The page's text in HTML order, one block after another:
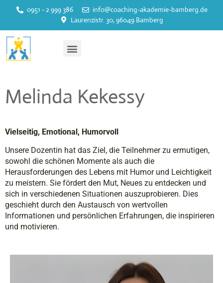
springen0951 - 2 999 386
info@coaching-akademie-bamberg.de
Laurenzistr. 30, 96049 Bamberg
Melinda Kekessy
Vielseitig, Emotional, Humorvoll
Unsere Dozentin hat das Ziel, die Teilnehmer zu ermutigen,
sowohl die schönen Momente als auch die
Herausforderungen des Lebens mit Humor und Leichtigkeit
zu meistern. Sie fördert den Mut, Neues zu entdecken und
sich in verschiedenen Situationen auszuprobieren. Dies
geschieht durch den Austausch von wertvollen
Informationen und persönlichen Erfahrungen, die inspirieren
und motivieren.